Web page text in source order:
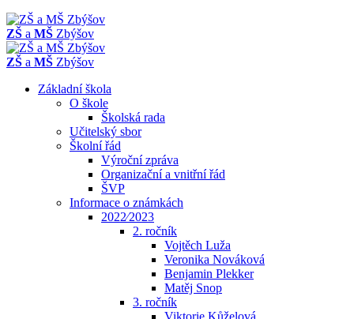
ZŠ a MŠ Zbýšov
ZŠ a MŠ Zbýšov
Základní škola
O škole
Školská rada
Učitelský sbor
Školní řád
Výroční zpráva
Organizační a vnitřní řád
ŠVP
Informace o známkách
2022⁄2023
2. ročník
Vojtěch Luža
Veronika Nováková
Benjamin Plekker
Matěj Snop
3. ročník
Viktorie Kůželová